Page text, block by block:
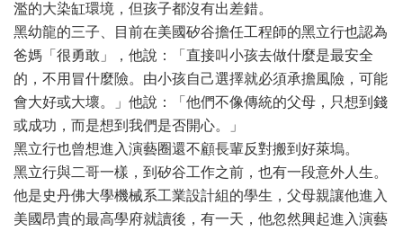
濫的大染缸環境，但孩子都沒有出差錯。
黑幼龍的三子、目前在美國矽谷擔任工程師的黑立行也認為
爸媽「很勇敢」，他說：「直接叫小孩去做什麼是最安全
的，不用冒什麼險。由小孩自己選擇就必須承擔風險，可能
會大好或大壞。」他說：「他們不像傳統的父母，只想到錢
或成功，而是想到我們是否開心。」
黑立行也曾想進入演藝圈還不顧長輩反對搬到好萊塢。
黑立行與二哥一樣，到矽谷工作之前，也有一段意外人生。
他是史丹佛大學機械系工業設計組的學生，父母親讓他進入
美國昂貴的最高學府就讀後，有一天，他忽然興起進入演藝